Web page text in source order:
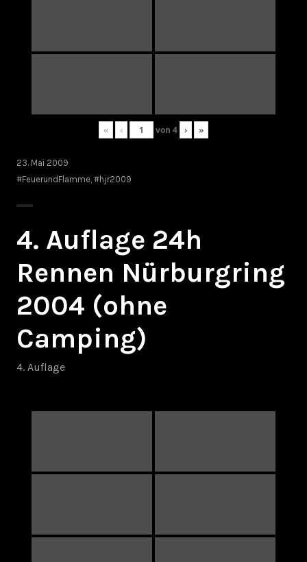
« ‹ von 4 › »
23. Mai 2009
#FeuerundFlamme #hjr2009
4. Auflage 24h
Rennen Nürburgring
2004 (ohne
Camping)
4. Auflage